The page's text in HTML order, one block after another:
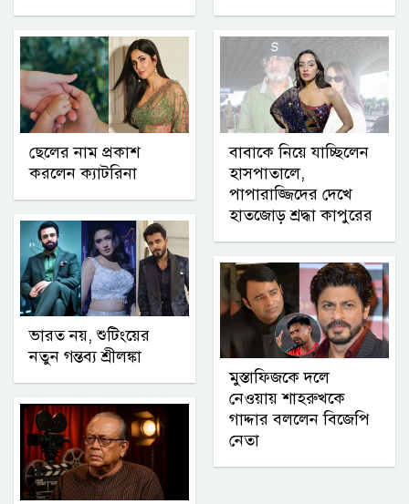
ছেলের নাম প্রকাশ
করলেন ক্যাটরিনা
ভারত নয়, শুটিংয়ের
নতুন গন্তব্য শ্রীলঙ্কা
বাবাকে নিয়ে যাচ্ছিলেন
হাসপাতালে,
পাপারাজ্জিদের দেখে
হাতজোড় শ্রদ্ধা কাপুরের
মুস্তাফিজকে দলে
নেওয়ায় শাহরুখকে
গাদ্দার বললেন বিজেপি
নেতা